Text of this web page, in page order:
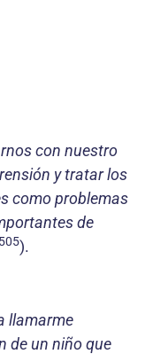
con nuestro
y tratar los
como problemas
de
505).
llamarme
de un niño que